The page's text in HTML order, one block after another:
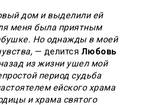
дом и выделили ей
меня была приятным
Но однажды в моей
— делится Любовь
из жизни ушел мой
период судьба
ейского храма
и храма святого